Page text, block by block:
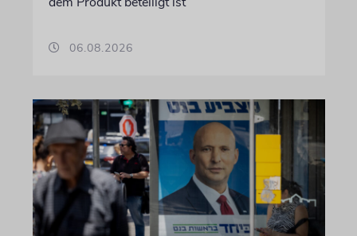
06.08.2026